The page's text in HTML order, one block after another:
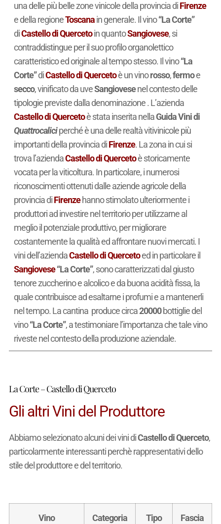
una delle più belle zone vinicole della provincia diFirenze
e della regioneToscanain generale. Il vino“La Corte”
diCastello di Quercetoin quantoSangiovese, si
contraddistingue per il suo profilo organolettico
caratteristico ed originale al tempo stesso. Il vino“La
Corte”diCastello di Quercetoè un vinorosso,fermoe
secco, vinificato da uveSangiovesenel contesto delle
tipologie previste dalla denominazione . L’azienda
Castello di Quercetoè stata inserita nellaGuida Vini di
Quattrocaliciperché è una delle realtà vitivinicole più
importanti della provincia diFirenze. La zona in cui si
trova l’aziendaCastello di Quercetoè storicamente
vocata per la viticoltura. In particolare, i numerosi
riconoscimenti ottenuti dalle aziende agricole della
provincia diFirenzehanno stimolato ulteriormente i
produttori ad investire nel territorio per utilizzarne al
meglio il potenziale produttivo, per migliorare
costantemente la qualità ed affrontare nuovi mercati. I
vini dell’aziendaCastello di Quercetoed in particolare il
Sangiovese“La Corte”, sono caratterizzati dal giusto
tenore zuccherino e alcolico e da buona acidità fissa, la
quale contribuisce ad esaltarne i profumi e a mantenerli
nel tempo. La cantina produce circa20000bottiglie del
vino“La Corte”, a testimoniare l’importanza che tale vino
riveste nel contesto della produzione aziendale.
La Corte – Castello di Querceto
Gli altri Vini del Produttore
Abbiamo selezionato alcuni dei vini diCastello di Querceto,
particolarmente interessanti perchè rappresentativi dello
stile del produttore e del territorio.
Vino Categoria Tipo Fascia